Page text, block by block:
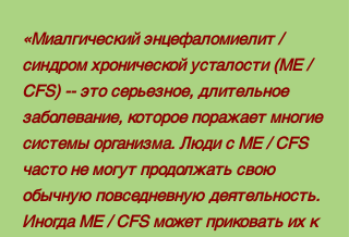
«Миалгический энцефаломиелит /
синдром хронической усталости (ME /
CFS) -- это серьезное, длительное
заболевание, которое поражает многие
системы организма. Люди с ME / CFS
часто не могут продолжать свою
обычную повседневную деятельность.
Иногда ME / CFS может приковать их к